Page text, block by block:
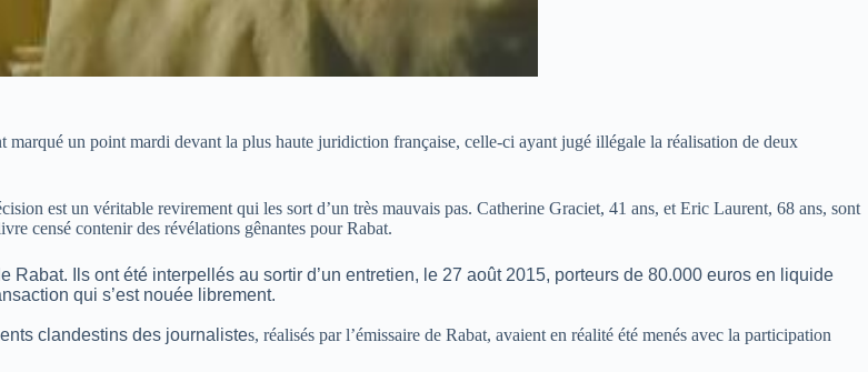
un point mardi devant la plus haute juridiction française, celle-ci ayant jugé illégale la réalisation de deux
est un véritable revirement qui les sort d’un très mauvais pas. Catherine Graciet, 41 ans, et Eric Laurent, 68 ans, sont
censé contenir des révélations gênantes pour Rabat.
Rabat. Ils ont été interpellés au sortir d’un entretien, le 27 août 2015, porteurs de 80.000 euros en liquide
qui s’est nouée librement.
clandestins des journalistes, réalisés par l’émissaire de Rabat, avaient en réalité été menés avec la participation